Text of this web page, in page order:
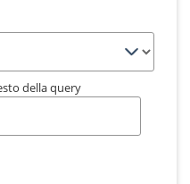
della query